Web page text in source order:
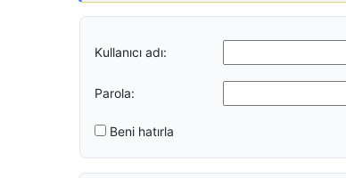
Kullanıcı adı:
Parola:
Beni hatırla